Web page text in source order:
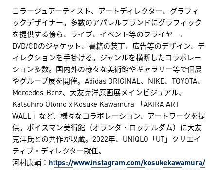
コラージュアーティスト、アートディレクター、グラフィ
ックデザイナー。多数のアパレルブランドにグラフィック
を提供する傍ら、ライブ、イベント等のフライヤー、
DVD/CDのジャケット、書籍の装丁、広告等のデザイン、デ
ィレクションを手掛ける。ジャンルを横断したコラボレー
ション多数。国内外の様々な美術館やギャラリー等で個展
やグループ展を開催。Adidas ORIGINAL、NIKE、TOYOTA、
Mercedes-Benz、大友克洋原画展メインビジュアル、
Katsuhiro Otomo x Kosuke Kawamura 「AKIRA ART
WALL」など、様々なコラボレーション、アートワークを提
供。ボイスマン美術館（オランダ・ロッテルダム）に大友
克洋氏との共作が収蔵。2022年、UNIQLO「UT」クリエイ
ティブ・ディレクター就任。
河村康輔： https://www.instagram.com/kosukekawamura/